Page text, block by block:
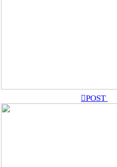
︎POST